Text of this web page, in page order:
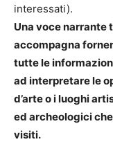
interessati).
Una voce narrante
accompagna
tutte le
ad interpretare le
d’arte o i luoghi
ed archeologici che
visiti.